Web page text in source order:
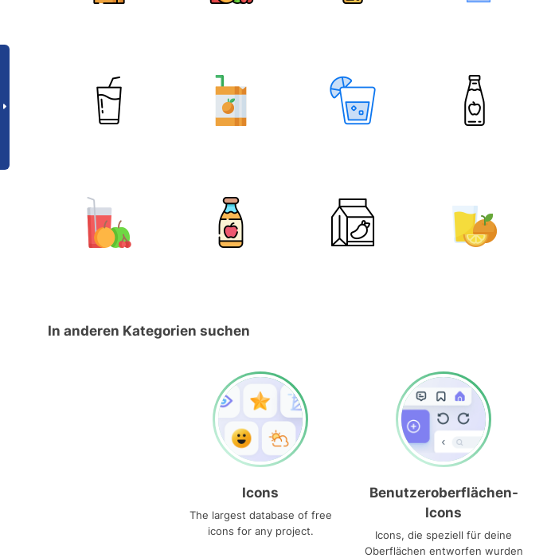
In anderen Kategorien suchen
Icons
The largest database of free
icons for any project.
Benutzeroberflächen-
Icons
Icons, die speziell für deine
Oberflächen entworfen wurden